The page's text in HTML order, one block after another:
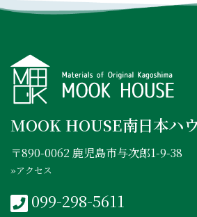
MOOK HOUSE南日本ハ
〒890-0062 鹿児島市与次郎1-9-38
»アクセス
099-298-5611